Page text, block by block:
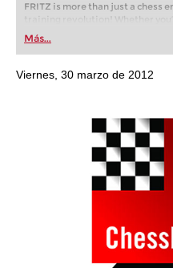
FRITZ is more than just a chess
training revolution! Whether
first steps into the world of club
playing at a tournament level:
train more efficiently,
more personalised approach
Más...
Viernes, 30 marzo de 2012